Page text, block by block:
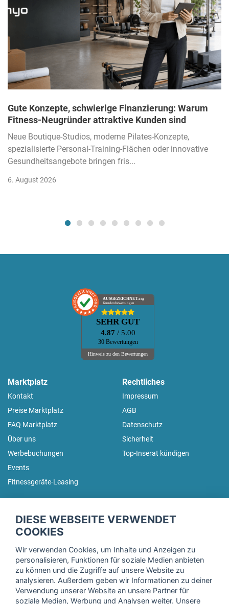
Gute Konzepte, schwierige Finanzierung: Warum
Fitness-Neugründer attraktive Kunden sind
Neue Boutique-Studios, moderne Pilates-Konzepte,
spezialisierte Personal-Training-Flächen oder innovative
Gesundheitsangebote bringen fris...
6. August 2026
AUSGEZEICHNET.org
Kundenbewertungen
SEHR GUT
4.87 / 5.00
30 Bewertungen
Hinweis zu den Bewertungen
Marktplatz
Kontakt
Preise Marktplatz
FAQ Marktplatz
Über uns
Werbebuchungen
Events
Fitnessgeräte-Leasing
Rechtliches
Impressum
AGB
Datenschutz
Sicherheit
Top-Inserat kündigen
Trage dich hier für unseren Newsletter ein und erhalte regelmäßig
Ich stimme der Verarbeitung meiner Daten, wie in der
Einwilligungserklärungder fitnessmarkt.de services GmbH
DIESE WEBSEITE VERWENDET
COOKIES
Wir verwenden Cookies, um Inhalte und Anzeigen zu
personalisieren, Funktionen für soziale Medien anbieten
zu können und die Zugriffe auf unsere Website zu
analysieren. Außerdem geben wir Informationen zu deiner
Verwendung unserer Website an unsere Partner für
soziale Medien, Werbung und Analysen weiter. Unsere